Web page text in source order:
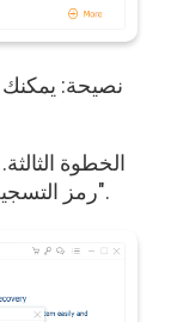
نصيحة: يمكنك
الخطوة
"رمز التسجيل" ، وانقر على "موافق" لإنهاء التسجيل.